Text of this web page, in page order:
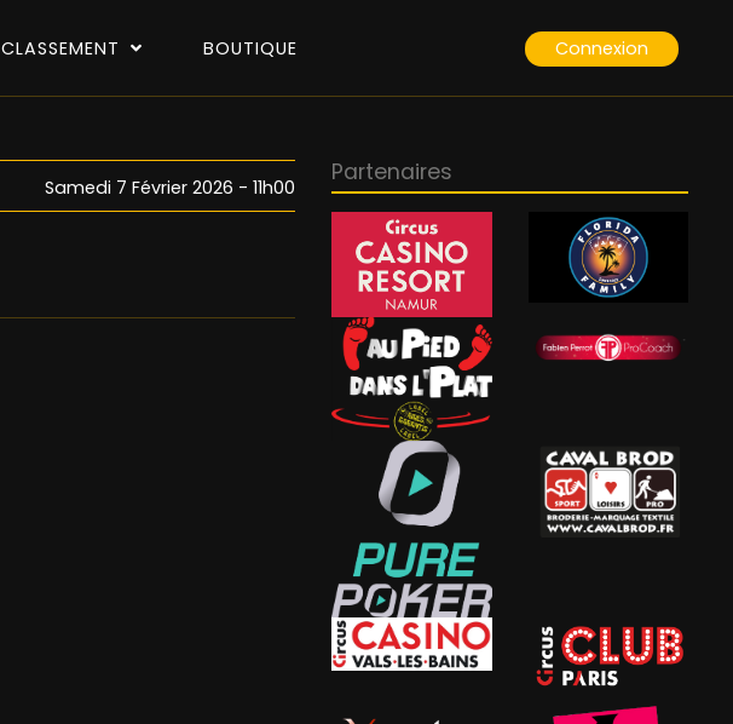
CLASSEMENT BOUTIQUE Connexion
Samedi 7 Février 2026 - 11h00
Partenaires